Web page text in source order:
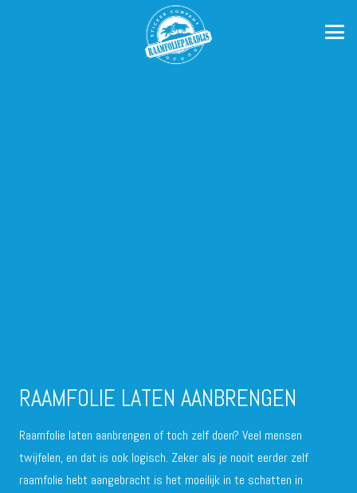
RAAMFOLIE LATEN AANBRENGEN
Raamfolie laten aanbrengen of toch zelf doen? Veel mensen
twijfelen, en dat is ook logisch. Zeker als je nooit eerder zelf
raamfolie hebt aangebracht is het moeilijk in te schatten in